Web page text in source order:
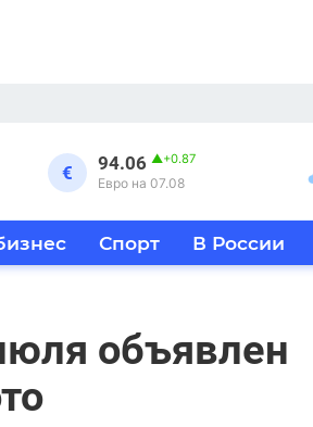
€ 94.06 ▲+0.87
Евро на 07.08
Спорт В России
объявлен